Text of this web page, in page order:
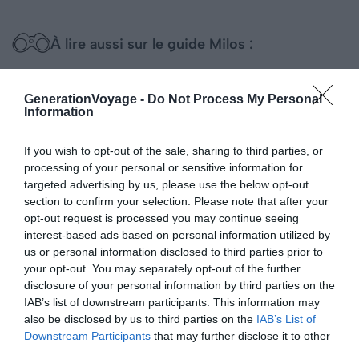
GenerationVoyage - Do Not Process My Personal
Information
If you wish to opt-out of the sale, sharing to third parties, or
processing of your personal or sensitive information for
targeted advertising by us, please use the below opt-out
section to confirm your selection. Please note that after your
opt-out request is processed you may continue seeing
interest-based ads based on personal information utilized by
us or personal information disclosed to third parties prior to
your opt-out. You may separately opt-out of the further
disclosure of your personal information by third parties on the
IAB’s list of downstream participants. This information may
also be disclosed by us to third parties on the IAB’s List of
Downstream Participants that may further disclose it to other
À lire aussi sur le guide Milos :
(Grèce)
Dormir à Milos : les meilleurs endroits où loger
Comment aller à Milos depuis Athènes en ferry ?
Comment réserver son trajet en ferry
pour Milos depuis Santorin ?